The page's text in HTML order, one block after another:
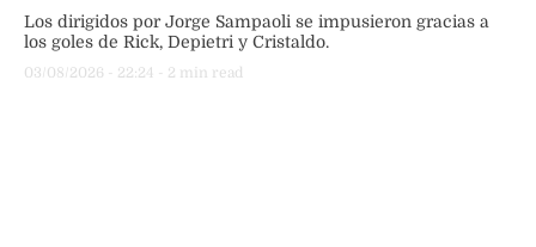
Los dirigidos por Jorge Sampaoli se impusieron gracias a
los goles de Rick, Depietri y Cristaldo.
03/08/2026 - 22:24 - 2 min read